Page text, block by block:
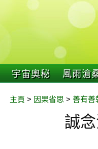
宇宙奧秘 風雨滄
主頁 > 因果省思 > 善有善
誠